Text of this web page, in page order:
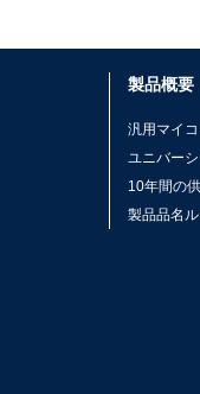
製品概要
汎用マイ
ユニバー
10年間の
製品品名